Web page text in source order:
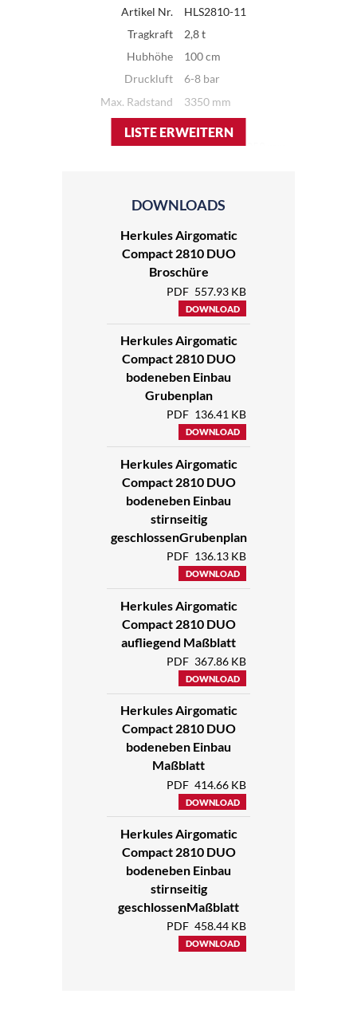
Artikel Nr.
HLS2810-11
Tragkraft
2,8 t
Hubhöhe
100 cm
Druckluft
6-8 bar
Max. Radstand
3350 mm
Größe (L/B)
4200 mm / 2050 mm
HERKULES AIRGOMATIC COMPACT 2810 DUO
BODENEBENER EINBAU
Artikel Nr.
HLS2810-14
2,8 t
Hubhöhe
100 cm
Druckluft
6-8 bar
Max. Radstand
3350 mm
Gewicht
990 kg
Größe (L/B)
4200 mm / 2050 mm
115+5 mm
Installation
bodenebener Einbau
LISTE ERWEITERN
DOWNLOADS
Herkules Airgomatic
Compact 2810 DUO
Broschüre
PDF 557.93 KB
DOWNLOAD
Herkules Airgomatic
Compact 2810 DUO
bodeneben Einbau
Grubenplan
PDF 136.41 KB
DOWNLOAD
Herkules Airgomatic
Compact 2810 DUO
bodeneben Einbau
stirnseitig
geschlossenGrubenplan
PDF 136.13 KB
DOWNLOAD
Herkules Airgomatic
Compact 2810 DUO
aufliegend Maßblatt
PDF 367.86 KB
DOWNLOAD
Herkules Airgomatic
Compact 2810 DUO
bodeneben Einbau
Maßblatt
PDF 414.66 KB
DOWNLOAD
Herkules Airgomatic
Compact 2810 DUO
bodeneben Einbau
stirnseitig
geschlossenMaßblatt
PDF 458.44 KB
DOWNLOAD